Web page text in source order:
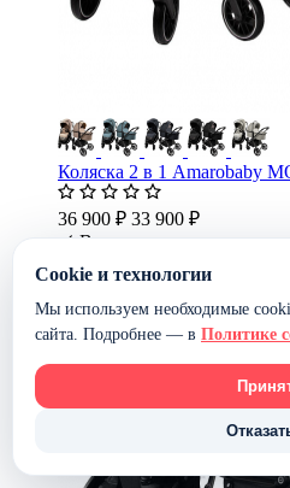
Коляска 2 в 1 Amarobaby
36 900 ₽ 33 900 ₽
В наличии
В корзину
Cookie и технологии
Мы используем необходимые
сайта. Подробнее — в Политике